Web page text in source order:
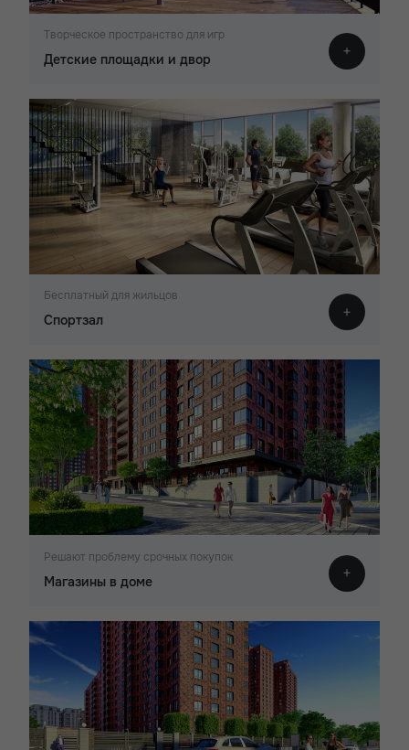
Творческое пространство для игр
Детские площадки и двор
Бесплатный для жильцов
Спортзал
Решают проблему срочных покупок
Магазины в доме